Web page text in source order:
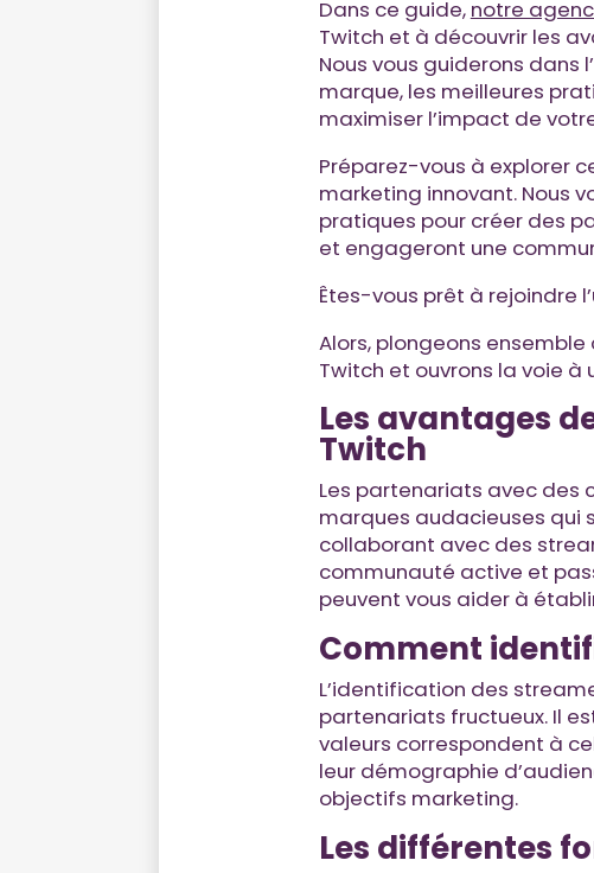
Dans ce guide, notre
Twitch et à découvrir les
Nous vous guiderons
marque, les meilleures
maximiser l’impact de
Préparez-vous à explorer
marketing innovant. Nous
pratiques pour créer des
et engageront une
Êtes-vous prêt à rejoindre
Alors, plongeons
Twitch et ouvrons la voie
Les avantages
Twitch
Les partenariats avec des
marques audacieuses qui
collaborant avec des
communauté active et
peuvent vous aider à
Comment
L’identification des
partenariats fructueux. Il
valeurs correspondent à
leur démographie
objectifs marketing.
Les différentes